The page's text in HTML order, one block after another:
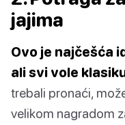
jajima
Ovo je najčešća
ali svi vole
trebali pronaći,
velikom nagradom